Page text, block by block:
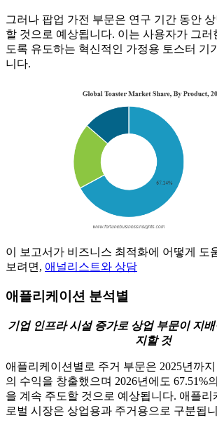
그러나 팝업 가전 부문은 연구 기간 동안
할 것으로 예상됩니다. 이는 사용자가 그러
도록 유도하는 혁신적인 가정용 토스터 기
니다.
이 보고서가 비즈니스 최적화에 어떻게 도
보려면, 애널리스트와 상담
애플리케이션 분석별
기업 인프라 시설 증가로 상업 부문이 지
지할 것
애플리케이션별로 주거 부문은 2025년까지
의 수익을 창출했으며 2026년에도 67.51%
을 계속 주도할 것으로 예상됩니다. 애플리
로벌 시장은 상업용과 주거용으로 구분됩